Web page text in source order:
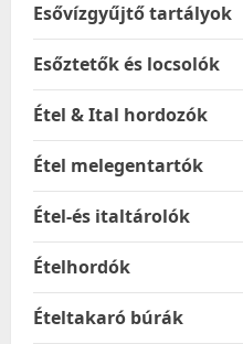
Esővízgyűjtő tartályok
Esőztetők és locsolók
Étel & Ital hordozók
Étel melegentartók
Étel-és italtárolók
Ételhordók
Ételtakaró búrák